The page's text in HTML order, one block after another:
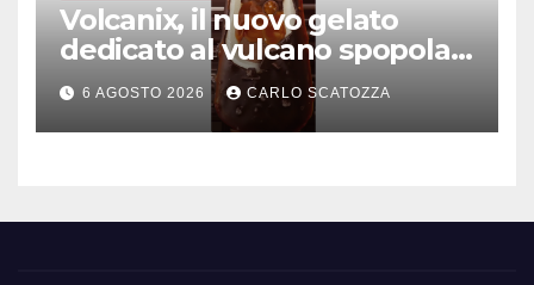
Volcanix, il nuovo gelato
dedicato al vulcano spopola,
è nato a Caivano
6 AGOSTO 2026 CARLO SCATOZZA